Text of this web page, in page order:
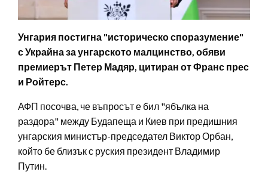
Унгария постигна "историческо споразумение"
с Украйна за унгарското малцинство, обяви
премиерът Петер Мадяр, цитиран от Франс прес
и Ройтерс.
АФП посочва, че въпросът е бил "ябълка на
раздора" между Будапеща и Киев при предишния
унгарския министър-председател Виктор Орбан,
който бе близък с руския президент Владимир
Путин.